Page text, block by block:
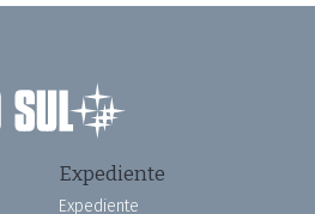
Expediente
Expediente